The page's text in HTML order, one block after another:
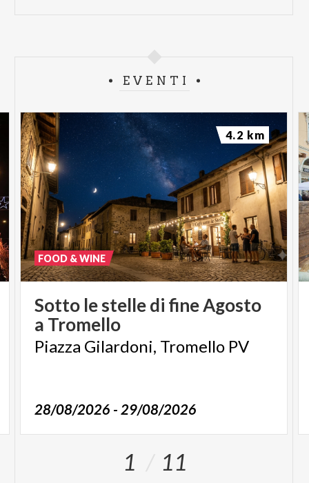
EVENTI
Sotto lestelledi fineAgosto
a Tromello
Piazza Gilardoni, Tromello PV
28/08/2026 - 29/08/2026
FOOD & WINE
4.2 km
1 11